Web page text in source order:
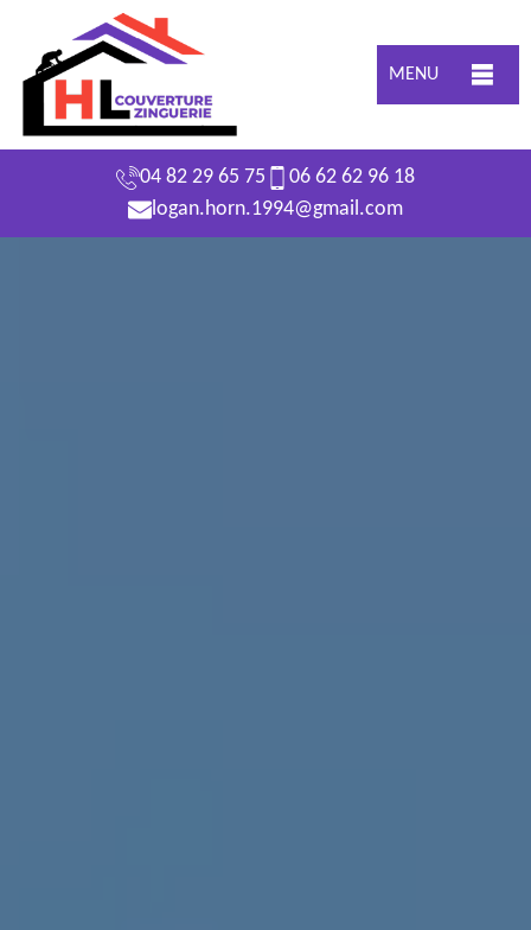
MENU
04 82 29 65 75
06 62 62 96 18
logan.horn.1994@gmail.com